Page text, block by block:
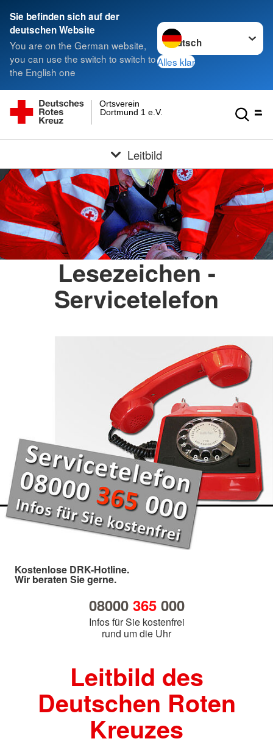
Sie befinden sich auf der
deutschen Website
You are on the German website,
you can use the switch to switch to
the English one
Sprache wechseln zu
Alles klar
Dortmund 1 e.V.
Ortsverein
Leitbild
Lesezeichen -
Servicetelefon
Kostenlose DRK-Hotline.
Wir beraten Sie gerne.
08000 365000
Infos für Sie kostenfrei
rund um die Uhr
Leitbild des
Deutschen Roten
Kreuzes